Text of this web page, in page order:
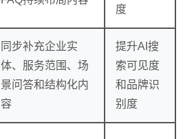
度
同步补充企业实
体、服务范围、场
景问答和结构化内
容
提升AI搜
索可见度
和品牌识
别度